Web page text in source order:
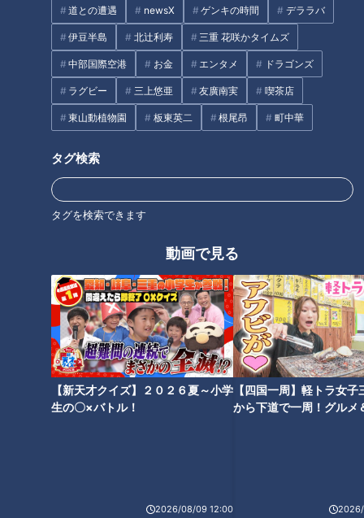
道との遭遇 newsX ゲンキの時間 デララバ
伊豆半島 北辻利寿 三重 花咲かタイムズ
中部国際空港 お金 エンタメ ドラゴンズ
ラグビー 三上悠亜 友廣南実 喫茶店
東山動植物園 板東英二 根尾昂 町中華
タグ検索
タグを検索できます
動画で見る
【新天才クイズ】２０２６夏～小学
生の〇×バトル！
2026/08/09 12:00
【四国一周】軽トラ女子
から下道で一周！グルメ
この記事の画像を見る
この記事を見たあなたへのおすすめ
もうすぐ３年生！大きくなって
剥がれる皮膚の量も…～配信型
20歳の魚鱗癬と闘う女性‥成人
ロと呼ばれた息子」第86話
魚鱗癬と闘う仲間との交流…三
重と京都の“魚鱗癬の会”「ピエ
ロと呼ばれた息子」第６７話
【前例のない手術】難病・道化
師様魚鱗癬と闘う大学生に聞
く、手術の理由とその後…配信
型ドキュメンタリー「ピエロと